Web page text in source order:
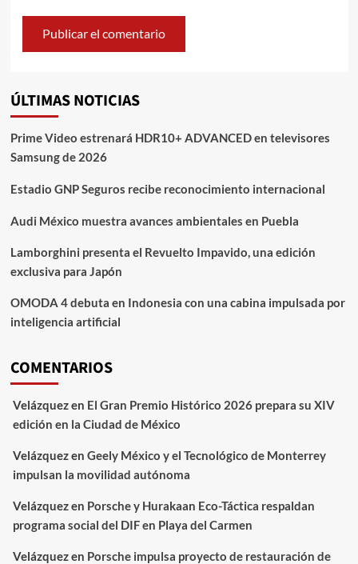
ÚLTIMAS NOTICIAS
Prime Video estrenará HDR10+ ADVANCED en televisores
Samsung de 2026
Estadio GNP Seguros recibe reconocimiento internacional
Audi México muestra avances ambientales en Puebla
Lamborghini presenta el Revuelto Impavido, una edición
exclusiva para Japón
OMODA 4 debuta en Indonesia con una cabina impulsada por
inteligencia artificial
COMENTARIOS
Velázquezen El Gran Premio Histórico 2026 prepara su XIV
edición en la Ciudad de México
Velázquezen Geely México y el Tecnológico de Monterrey
impulsan la movilidad autónoma
Velázquezen Porsche y Hurakaan Eco-Táctica respaldan
programa social del DIF en Playa del Carmen
Velázquezen Porsche impulsa proyecto de restauración de